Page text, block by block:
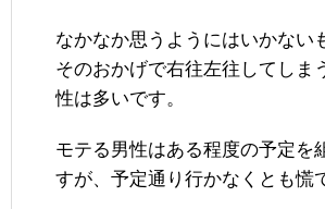
なかなか思うようにはいかない
そのおかげで右往左往してしま
性は多いです。
モテる男性はある程度の予定を
すが、予定通り行かなくとも慌